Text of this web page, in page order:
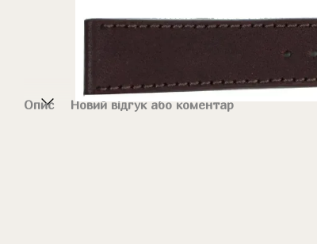
Опис Новий відгук або коментар